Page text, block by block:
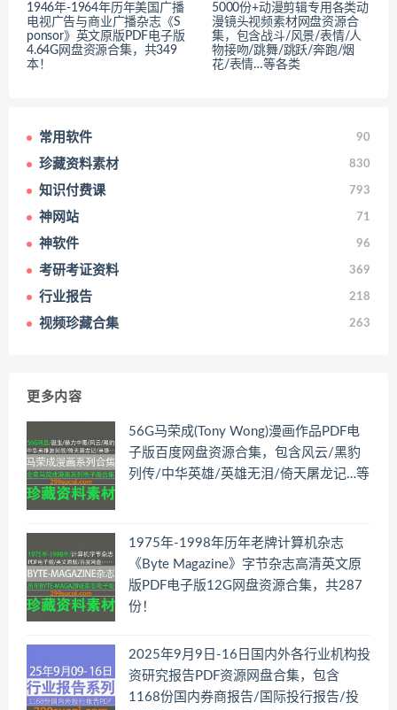
1946年-1964年历年美国广播
电视广告与商业广播杂志《S
ponsor》英文原版PDF电子版
4.64G网盘资源合集，共349
本！
5000份+动漫剪辑专用各类动
漫镜头视频素材网盘资源合
集，包含战斗/风景/表情/人
物接吻/跳舞/跳跃/奔跑/烟
花/表情…等各类
常用软件 90
珍藏资料素材 830
知识付费课 793
神网站 71
神软件 96
考研考证资料 369
行业报告 218
视频珍藏合集 263
更多内容
56G马荣成(Tony Wong)漫画作品PDF电
子版百度网盘资源合集，包含风云/黑豹
列传/中华英雄/英雄无泪/倚天屠龙记…等
1975年-1998年历年老牌计算机杂志
《Byte Magazine》字节杂志高清英文原
版PDF电子版12G网盘资源合集，共287
份！
2025年9月9日-16日国内外各行业机构投
资研究报告PDF资源网盘合集，包含
1168份国内券商报告/国际投行报告/投